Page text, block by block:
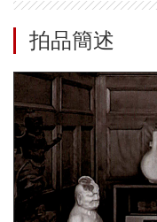
拍品簡述